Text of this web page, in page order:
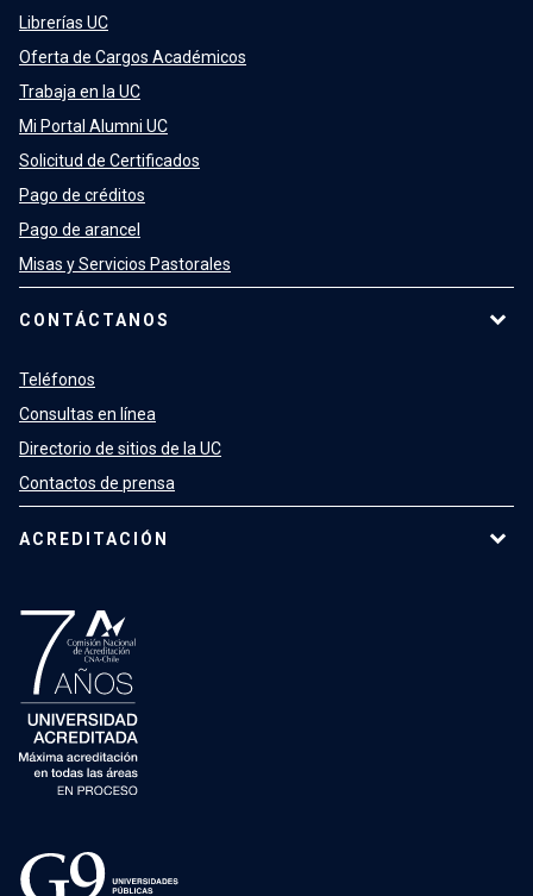
Librerías UC
Oferta de Cargos Académicos
Trabaja en la UC
Mi Portal Alumni UC
Solicitud de Certificados
Pago de créditos
Pago de arancel
Misas y Servicios Pastorales
CONTÁCTANOS
Teléfonos
Consultas en línea
Directorio de sitios de la UC
Contactos de prensa
ACREDITACIÓN